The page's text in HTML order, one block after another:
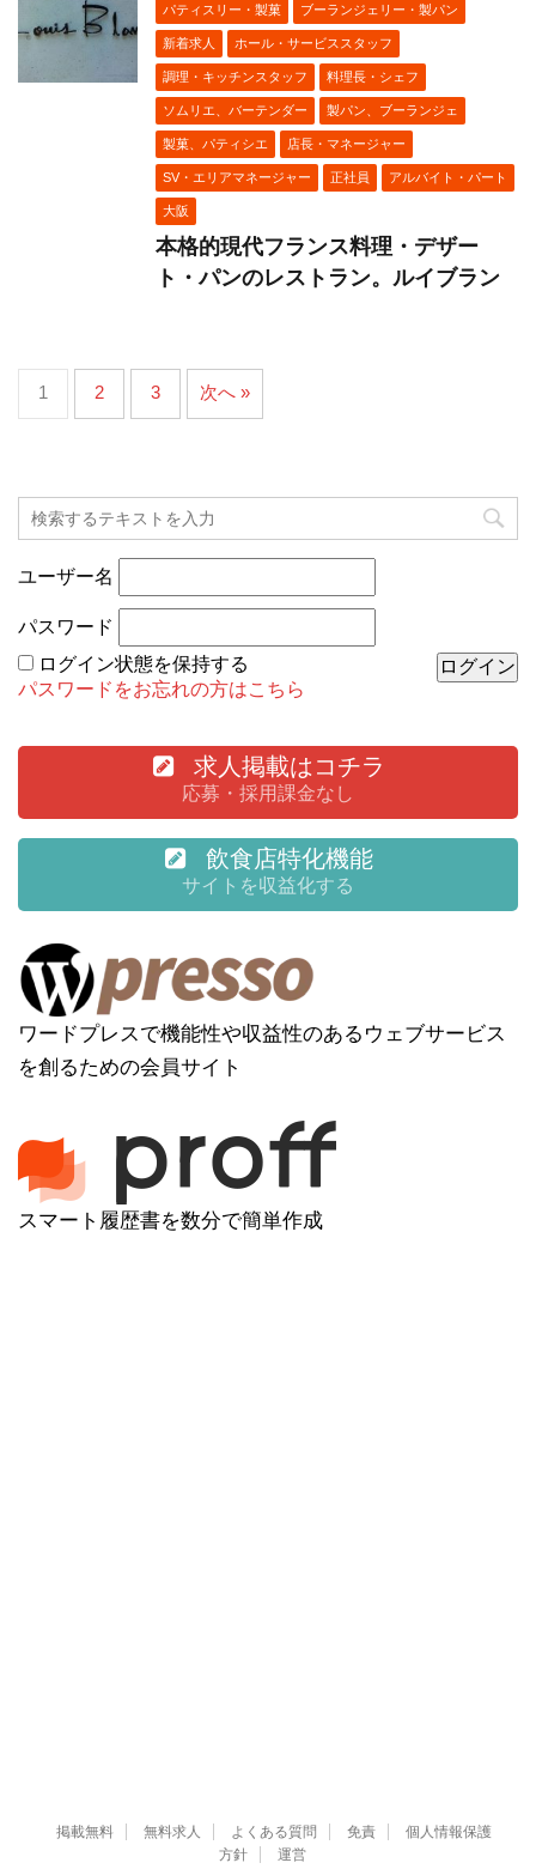
パティスリー・製菓 ブーランジェリー・製パン
新着求人 ホール・サービススタッフ
調理・キッチンスタッフ 料理長・シェフ
ソムリエ、バーテンダー 製パン、ブーランジェ
製菓、パティシエ 店長・マネージャー
SV・エリアマネージャー 正社員 アルバイト・パート
大阪
本格的現代フランス料理・デザー
ト・パンのレストラン。ルイブラン
1 2 3 次へ »
ユーザー名
パスワード
ログイン状態を保持する
パスワードをお忘れの方はこちら
求人掲載はコチラ
応募・採用課金なし
飲食店特化機能
サイトを収益化する
ワードプレスで機能性や収益性のあるウェブサービス
を創るための会員サイト
スマート履歴書を数分で簡単作成
掲載無料 無料求人 よくある質問 免責
個人情報保護
方針
運営